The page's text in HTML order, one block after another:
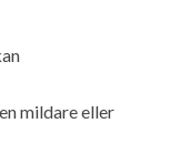
mildare eller